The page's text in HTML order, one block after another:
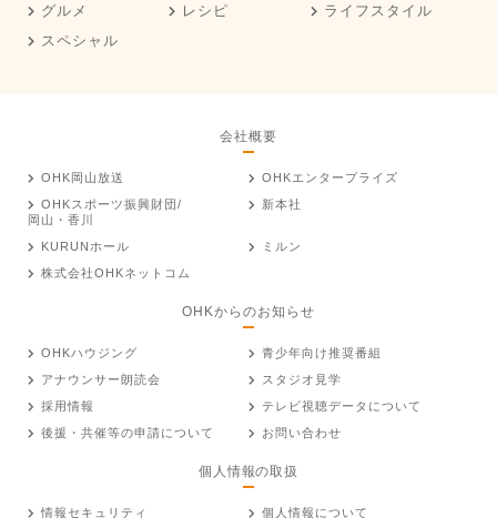
グルメ
レシピ
ライフスタイル
スペシャル
会社概要
OHK岡山放送
OHKエンタープライズ
OHKスポーツ振興財団/
岡山・香川
新本社
KURUNホール
ミルン
株式会社OHKネットコム
OHKからのお知らせ
OHKハウジング
青少年向け推奨番組
アナウンサー朗読会
スタジオ見学
採用情報
テレビ視聴データについて
後援・共催等の申請について
お問い合わせ
個人情報の取扱
情報セキュリティ 個人情報について